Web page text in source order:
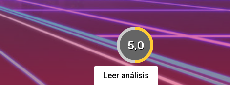
5,0
Leer análisis